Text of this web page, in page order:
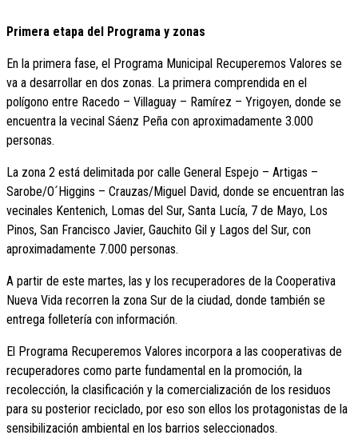
Primera etapa del Programa y zonas
En la primera fase, el Programa Municipal Recuperemos Valores se
va a desarrollar en dos zonas. La primera comprendida en el
polígono entre Racedo – Villaguay – Ramírez – Yrigoyen, donde se
encuentra la vecinal Sáenz Peña con aproximadamente 3.000
personas.
La zona 2 está delimitada por calle General Espejo – Artigas –
Sarobe/O´Higgins – Crauzas/Miguel David, donde se encuentran las
vecinales Kentenich, Lomas del Sur, Santa Lucía, 7 de Mayo, Los
Pinos, San Francisco Javier, Gauchito Gil y Lagos del Sur, con
aproximadamente 7.000 personas.
A partir de este martes, las y los recuperadores de la Cooperativa
Nueva Vida recorren la zona Sur de la ciudad, donde también se
entrega folletería con información.
El Programa Recuperemos Valores incorpora a las cooperativas de
recuperadores como parte fundamental en la promoción, la
recolección, la clasificación y la comercialización de los residuos
para su posterior reciclado, por eso son ellos los protagonistas de la
sensibilización ambiental en los barrios seleccionados.